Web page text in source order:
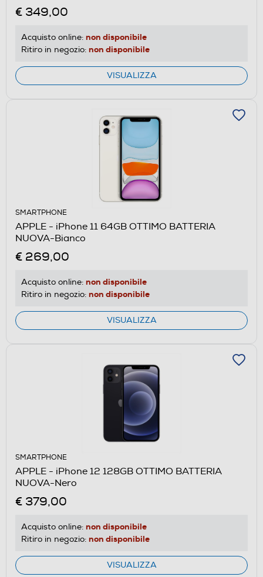
€ 349,00
Acquisto online: non disponibile
Ritiro in negozio: non disponibile
VISUALIZZA
SMARTPHONE
APPLE - iPhone 11 64GB OTTIMO BATTERIA
NUOVA-Bianco
€ 269,00
Acquisto online: non disponibile
Ritiro in negozio: non disponibile
VISUALIZZA
SMARTPHONE
APPLE - iPhone 12 128GB OTTIMO BATTERIA
NUOVA-Nero
€ 379,00
Acquisto online: non disponibile
Ritiro in negozio: non disponibile
VISUALIZZA